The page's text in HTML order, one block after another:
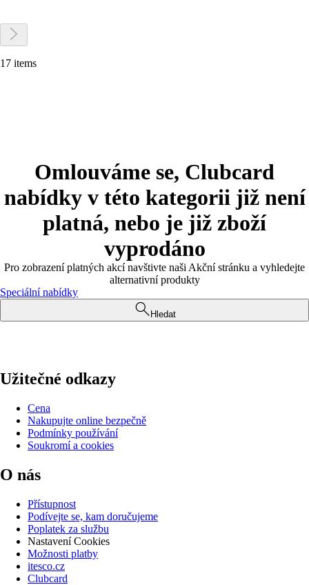
17 items
Omlouváme se, Clubcard
nabídky v této kategorii již není
platná, nebo je již zboží
vyprodáno
Pro zobrazení platných akcí navštivte naši Akční stránku a vyhledejte
alternativní produkty
Speciální nabídky
Hledat
Užitečné odkazy
Cena
Nakupujte online bezpečně
Podmínky používání
Soukromí a cookies
O nás
Přístupnost
Podívejte se, kam doručujeme
Poplatek za službu
Nastavení Cookies
Možnosti platby
itesco.cz
Clubcard